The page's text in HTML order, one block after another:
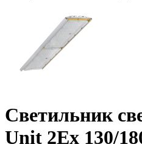
Светильник
Unit 2Ex 130/